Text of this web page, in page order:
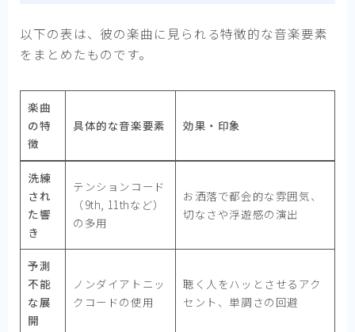
以下の表は、彼の楽曲に見られる特徴的な音楽要素
をまとめたものです。
楽曲
の特
徴
具体的な音楽要素 効果・印象
洗練
され
た響
き
テンションコード
（9th, 11thなど）
の多用
お洒落で都会的な雰囲気、
切なさや浮遊感の演出
予測
不能
な展
開
ノンダイアトニッ
クコードの使用
聴く人をハッとさせるアク
セント、単調さの回避